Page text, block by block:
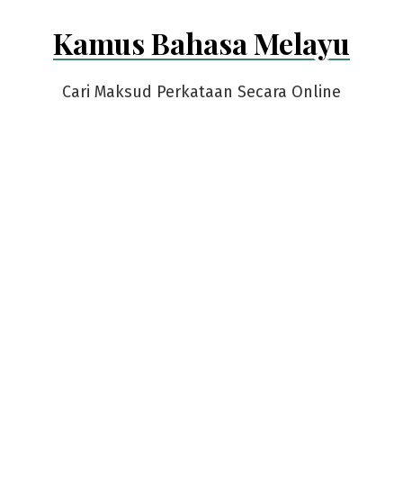
Kamus Bahasa Melayu
Cari Maksud Perkataan Secara Online